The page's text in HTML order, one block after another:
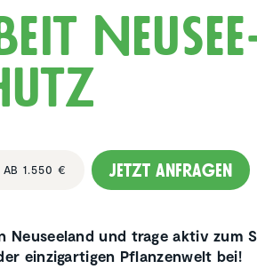
AB 1.550 € Jetzt anfragen
Neuseeland und trage aktiv zum
einzigartigen Pflanzenwelt bei!